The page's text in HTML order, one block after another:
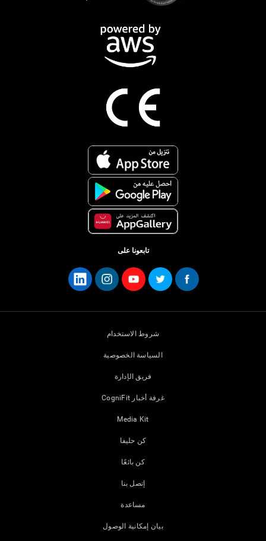
تابعونا على
شروط الاستخدام
السياسة الخصوصية
فريق الإدارة
غرفة أخبار CogniFit
Media Kit
كن حليفا
كن بائعًا
إتصل بنا
مساعدة
بيان إمكانية الوصول